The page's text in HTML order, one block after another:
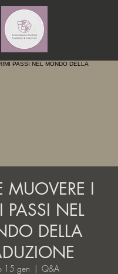
MUOVERE I
PASSI NEL
DELLA
15 gen
  |
Q&A